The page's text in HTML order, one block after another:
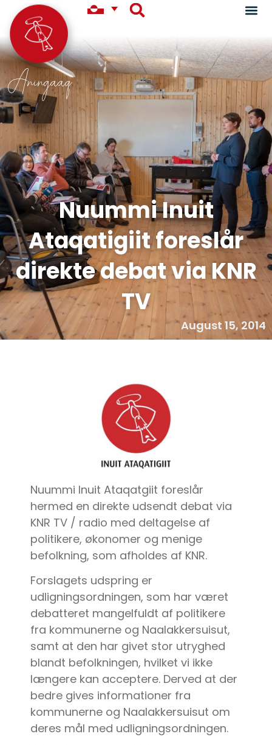
Aningaaq
Nuummi Inuit
Ataqatigiit foreslår
direkte debat via KNR
TV
August 15, 2014
Nuummi Inuit Ataqatgiit foreslår
hermed en direkte udsendt debat via
KNR TV / radio med deltagelse af
politikere, økonomer og menige
befolkning, som afholdes af KNR.
Forslagets udspring er
udligningsordningen, som har været
debatteret mangelfuldt af politikere
fra kommunerne og Naalakkersuisut,
samt at den har givet stor utryghed
blandt befolkningen, hvilket vi ikke
længere kan acceptere. Derved at der
bedre gives informationer fra
kommunerne og Naalakkersuisut om
deres mål med udligningsordningen.